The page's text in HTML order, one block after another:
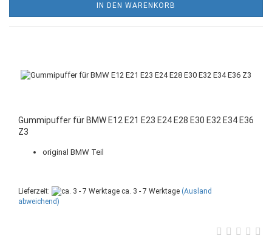
IN DEN WARENKORB
Gummipuffer für BMW E12 E21 E23 E24 E28 E30 E32 E34 E36
Z3
original BMW Teil
Lieferzeit: ca. 3 - 7 Werktage (Ausland
abweichend)